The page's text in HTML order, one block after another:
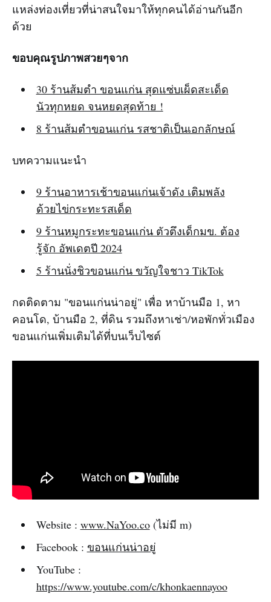
แหล่งท่องเที่ยวที่น่าสนใจมาให้ทุกคนได้อ่านกันอีก
ด้วย
ขอบคุณรูปภาพสวยๆจาก
30 ร้านส้มตำ ขอนแก่น สุดแซ่บเผ็ดสะเด็ด
นัวทุกหยด จนหยดสุดท้าย !
8 ร้านส้มตำขอนแก่น รสชาติเป็นเอกลักษณ์
บทความแนะนำ
9 ร้านอาหารเช้าขอนแก่นเจ้าดัง เติมพลัง
ด้วยไข่กระทะรสเด็ด
9 ร้านหมูกระทะขอนแก่น ตัวตึงเด็กมข. ต้อง
รู้จัก อัพเดตปี 2024
5 ร้านนั่งชิวขอนแก่น ขวัญใจชาว TikTok
กดติดตาม "ขอนแก่นน่าอยู่" เพื่อ หาบ้านมือ 1, หา
คอนโด, บ้านมือ 2, ที่ดิน รวมถึงหาเช่า/หอพักทั่วเมือง
ขอนแก่นเพิ่มเติมได้ที่บนเว็บไซต์
Website : www.NaYoo.co(ไม่มี m)‌‌
Facebook : ขอนแก่นน่าอยู่‌‌
YouTube :
https://www.youtube.com/c/khonkaennayoo